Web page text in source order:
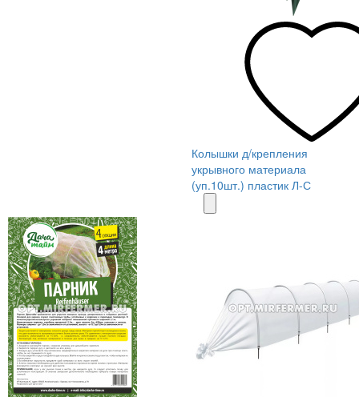
Колышки д/крепления
укрывного материала
(уп.10шт.) пластик Л-С